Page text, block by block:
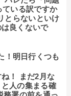
ている訳ですか
とらないといけ
良くないで
！明日行くつも
！ まだ2月な
人の集まる確